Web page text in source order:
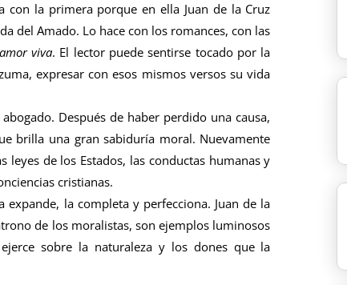
con la primera porque en ella Juan de la Cruz
del Amado. Lo hace con los romances, con las
viva. El lector puede sentirse tocado por la
expresar con esos mismos versos su vida
Después de haber perdido una causa,
brilla una gran sabiduría moral. Nuevamente
leyes de los Estados, las conductas humanas y
cristianas.
la completa y perfecciona. Juan de la
de los moralistas, son ejemplos luminosos
sobre la naturaleza y los dones que la